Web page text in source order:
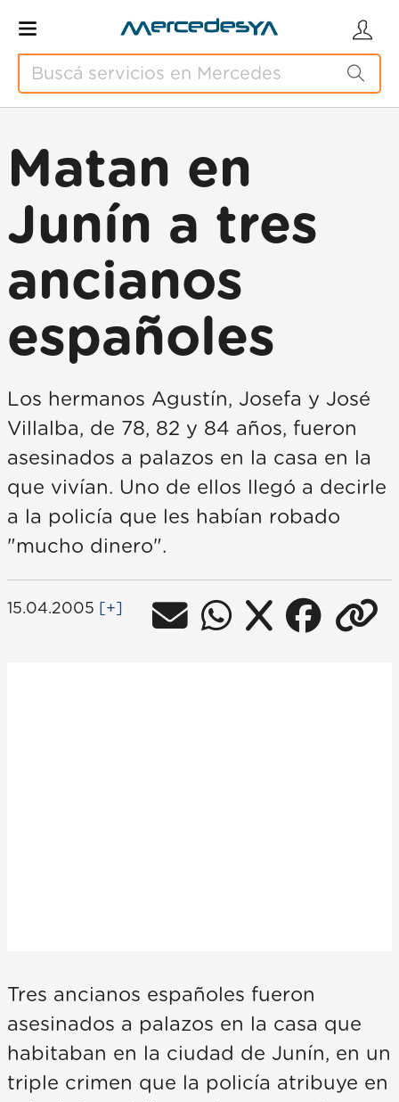
Matan en
Junín a tres
ancianos
españoles
Los hermanos Agustín, Josefa y José
Villalba, de 78, 82 y 84 años, fueron
asesinados a palazos en la casa en la
que vivían. Uno de ellos llegó a decirle
a la policía que les habían robado
"mucho dinero".
15.04.2005 [+]
Tres ancianos españoles fueron
asesinados a palazos en la casa que
habitaban en la ciudad de Junín, en un
triple crimen que la policía atribuye en